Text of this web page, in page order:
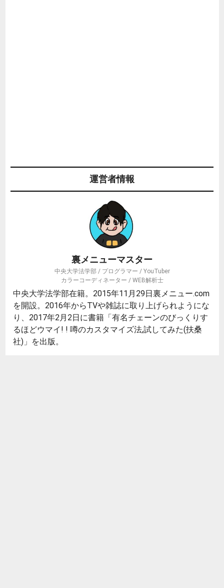
運営者情報
裏メニューマスター
中央大学法学部 / プログラマー / YouTuber
カラーコーディネーター / WEB解析士
中央大学法学部在籍。2015年11月29日裏メニュー.com
を開設。2016年からTVや雑誌に取り上げられようにな
り、2017年2月2日に書籍「有名チェーンのびっくりす
るほどウマイ! ! 噂のカスタマイズ法,試してみた(扶桑
社)」を出版。